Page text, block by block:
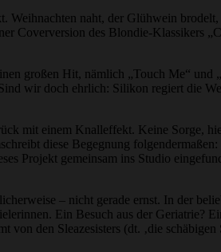
naht, der Glühwein
Coverversion des Blondie-Klassikers
großen Hit, nämlich „Touch Me“
wir doch ehrlich: Silikon regiert die
mit einem Knalleffekt. Keine Sorge,
diese Begegnung
Projekt gemeinsam ins Studio
– nicht gerade ernst. In der
Ein Besuch aus der Geriatrie?
den Sleazesisters (dt. ‚die